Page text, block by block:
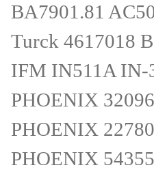
BA7901.81
Turck 4617018
IFM IN511A IN-
PHOENIX
PHOENIX
PHOENIX